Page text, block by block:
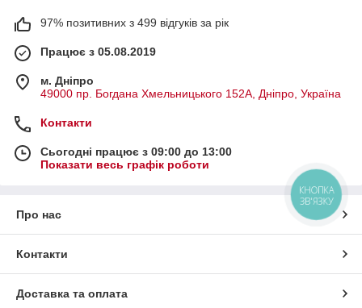
97% позитивних з 499 відгуків за рік
Працює з 05.08.2019
м. Дніпро
49000 пр. Богдана Хмельницького 152А, Дніпро, Україна
Контакти
Сьогодні працює з 09:00 до 13:00
Показати весь графік роботи
Про нас
Контакти
Доставка та оплата
КНОПКА
ЗВ'ЯЗКУ